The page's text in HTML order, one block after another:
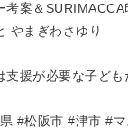
考案＆
やまぎわさゆり
支援が必要な子ど
#松阪市 #津市 #